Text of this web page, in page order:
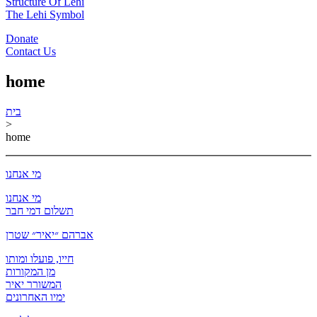
The Lehi Symbol
Donate
Contact Us
home
בית
>
home
מי אנחנו
מי אנחנו
תשלום דמי חבר
אברהם ״יאיר״ שטרן
חייו, פועלו ומותו
מן המקורות
המשורר יאיר
ימיו האחרונים